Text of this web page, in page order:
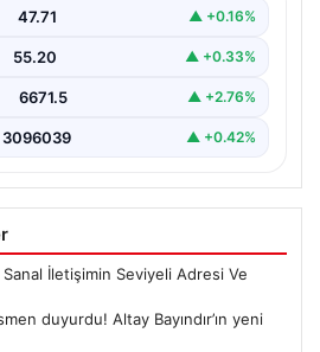
47.71 ▲ +0.16%
55.20 ▲ +0.33%
6671.5 ▲ +2.76%
3096039 ▲ +0.42%
İletişimin Seviyeli Adresi Ve
duyurdu! Altay Bayındır’ın yeni